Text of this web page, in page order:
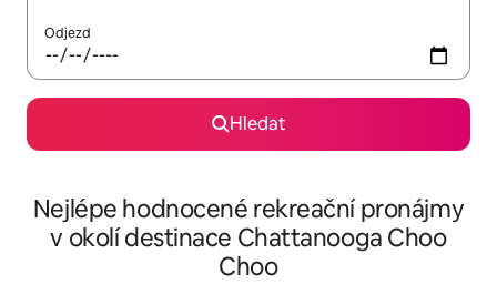
Odjezd
Hledat
Nejlépe hodnocené rekreační pronájmy
v okolí destinace Chattanooga Choo
Choo